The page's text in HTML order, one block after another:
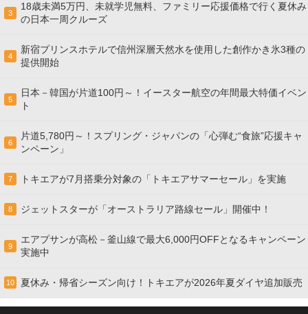
3
18歳未満5万円、未就学児無料、ファミリー応援価格で行く夏休み
の日本一周クルーズ
4
新宿プリンスホテルで信州深層天然水を使用した創作かき氷3種の
提供開始
5
日本－韓国が片道100円～！イースター航空の年間最大特価イベン
ト
6
片道5,780円～！スプリング・ジャパンの「心弾む“食旅”応援キャ
ンペーン」
7 トキエアが7月搭乗分対象の「トキエアサマーセール」を実施
8 ジェットスターが「オーストラリア路線セール」開催中！
9
エアプサンが高松－釜山線で最大6,000円OFFとなるキャンペーン
実施中
10 夏休み・帰省シーズン向け！トキエアが2026年夏ダイヤ追加販売